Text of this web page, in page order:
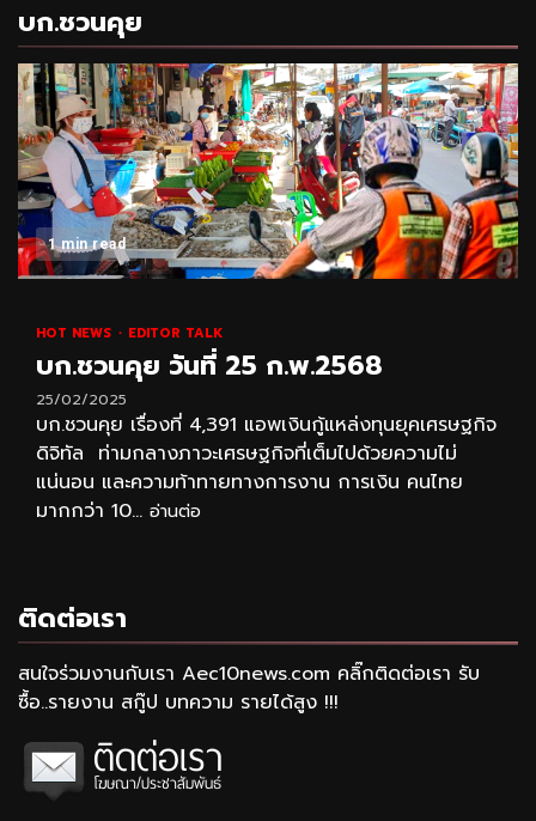
บก.ชวนคุย
1 min read
HOT NEWS EDITOR TALK
บก.ชวนคุย วันที่ 25 ก.พ.2568
25/02/2025
บก.ชวนคุย เรื่องที่ 4,391 แอพเงินกู้แหล่งทุนยุคเศรษฐกิจ
ดิจิทัล ท่ามกลางภาวะเศรษฐกิจที่เต็มไปด้วยความไม่
แน่นอน และความท้าทายทางการงาน การเงิน คนไทย
มากกว่า 10... อ่านต่อ
ติดต่อเรา
สนใจร่วมงานกับเรา Aec10news.com คลิ๊กติดต่อเรา รับ
ซื้อ..รายงาน สกู๊ป บทความ รายได้สูง !!!